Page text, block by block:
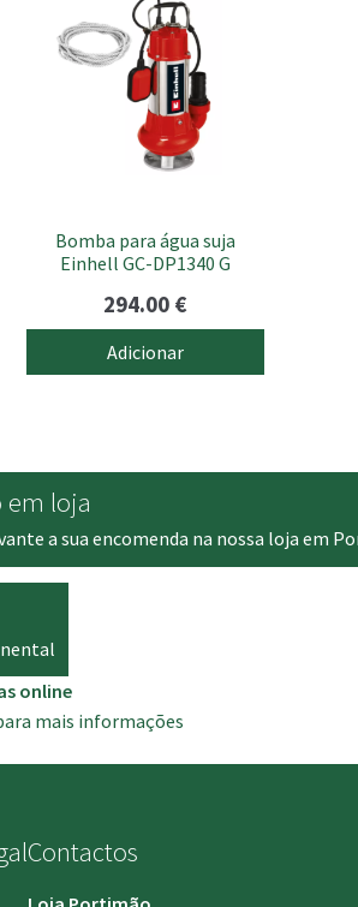
Bomba para água suja
Einhell GC-DP1340 G
294.00 €
Adicionar
em loja
a sua encomenda na nossa loja em
online
mais informações
Contactos